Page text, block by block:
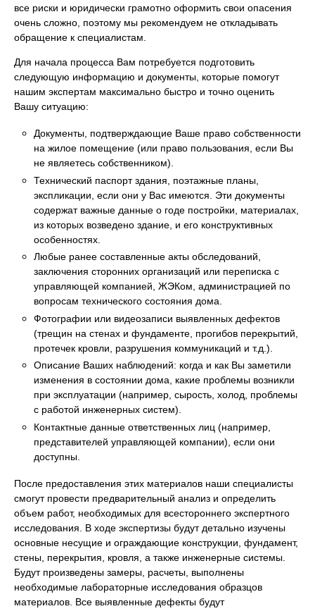
все риски и юридически грамотно оформить свои опасения
очень сложно, поэтому мы рекомендуем не откладывать
обращение к специалистам.
Для начала процесса Вам потребуется подготовить
следующую информацию и документы, которые помогут
нашим экспертам максимально быстро и точно оценить
Вашу ситуацию:
Документы, подтверждающие Ваше право собственности
на жилое помещение (или право пользования, если Вы
не являетесь собственником).
Технический паспорт здания, поэтажные планы,
экспликации, если они у Вас имеются. Эти документы
содержат важные данные о годе постройки, материалах,
из которых возведено здание, и его конструктивных
особенностях.
Любые ранее составленные акты обследований,
заключения сторонних организаций или переписка с
управляющей компанией, ЖЭКом, администрацией по
вопросам технического состояния дома.
Фотографии или видеозаписи выявленных дефектов
(трещин на стенах и фундаменте, прогибов перекрытий,
протечек кровли, разрушения коммуникаций и т.д.).
Описание Ваших наблюдений: когда и как Вы заметили
изменения в состоянии дома, какие проблемы возникли
при эксплуатации (например, сырость, холод, проблемы
с работой инженерных систем).
Контактные данные ответственных лиц (например,
представителей управляющей компании), если они
доступны.
После предоставления этих материалов наши специалисты
смогут провести предварительный анализ и определить
объем работ, необходимых для всестороннего экспертного
исследования. В ходе экспертизы будут детально изучены
основные несущие и ограждающие конструкции, фундамент,
стены, перекрытия, кровля, а также инженерные системы.
Будут произведены замеры, расчеты, выполнены
необходимые лабораторные исследования образцов
материалов. Все выявленные дефекты будут